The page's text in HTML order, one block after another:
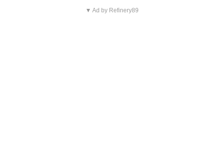
▼ Ad by Refinery89